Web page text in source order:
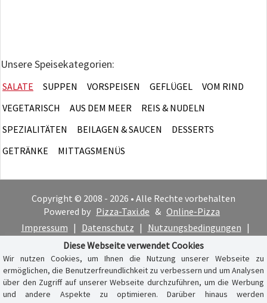
Unsere Speisekategorien:
SALATE SUPPEN VORSPEISEN GEFLÜGEL
VOM RIND
VEGETARISCH
AUS DEM MEER
REIS & NUDELN
SPEZIALITÄTEN
BEILAGEN & SAUCEN
DESSERTS
GETRÄNKE
MITTAGSMENÜS
Copyright © 2008 - 2026 • Alle Rechte vorbehalten
Powered by Pizza-Taxi.de & Online-Pizza
Impressum | Datenschutz | Nutzungsbedingungen |
Cookie-Hinweis
Diese Webseite verwendet Cookies
Wir nutzen Cookies, um Ihnen die Nutzung unserer Webseite zu
ermöglichen, die Benutzerfreundlichkeit zu verbessern und um Analysen
über den Zugriff auf unserer Webseite durchzuführen, um die Werbung
und andere Aspekte zu optimieren. Darüber hinaus werden